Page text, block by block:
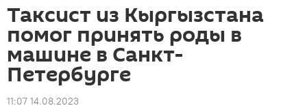
Таксист из Кыргызстана
помог принять роды в
машине в Санкт-
Петербурге
11:07 14.08.2023